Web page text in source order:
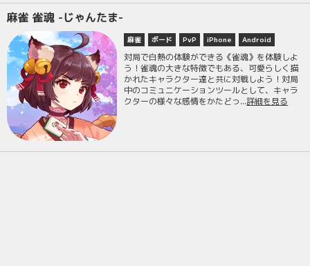
麻雀 雀魂 -じゃんたま-
麻雀 ボード PvP iPhone Android
対局で白熱の体験ができる《雀魂》を体験しよ
う！雀魂の大きな特徴でもある、可愛らしく描
かれたキャラクター達と共に対戦しよう！対局
中のコミュニケーションツールとして、キャラ
クターの様々な感情をかたどっ...詳細を見る